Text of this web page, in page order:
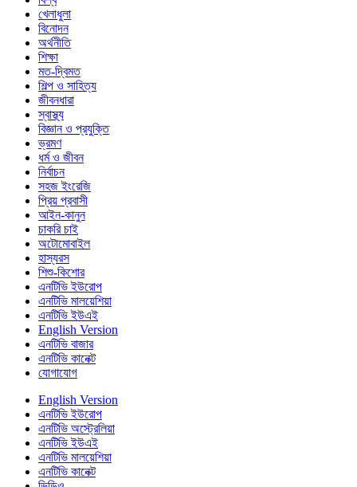
খেলাধুলা
বিনোদন
অর্থনীতি
শিক্ষা
মত-দ্বিমত
শিল্প ও সাহিত্য
জীবনধারা
স্বাস্থ্য
বিজ্ঞান ও প্রযুক্তি
ভ্রমণ
ধর্ম ও জীবন
নির্বাচন
সহজ ইংরেজি
প্রিয় প্রবাসী
আইন-কানুন
চাকরি চাই
অটোমোবাইল
হাস্যরস
শিশু-কিশোর
এনটিভি ইউরোপ
এনটিভি মালয়েশিয়া
এনটিভি ইউএই
English Version
এনটিভি বাজার
এনটিভি কানেক্ট
যোগাযোগ
English Version
এনটিভি ইউরোপ
এনটিভি অস্ট্রেলিয়া
এনটিভি ইউএই
এনটিভি মালয়েশিয়া
এনটিভি কানেক্ট